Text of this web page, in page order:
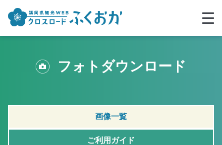
フォトダウンロード
画像一覧
ご利用ガイド